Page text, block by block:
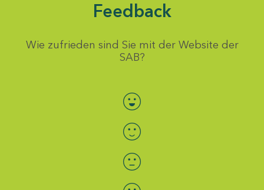
Feedback
Wie zufrieden sind Sie mit der Website der
SAB?
Bewertung auswählen